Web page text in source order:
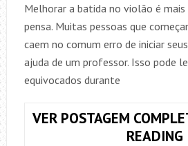
Melhorar a batida no violão é mais
pensa. Muitas pessoas que
caem no comum erro de iniciar
ajuda de um professor. Isso pode
equivocados durante
VER POSTAGEM
READING